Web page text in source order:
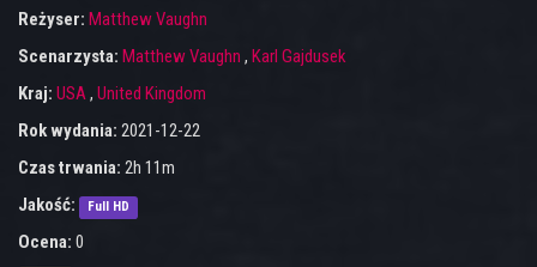
Reżyser: Matthew Vaughn
Scenarzysta: Matthew Vaughn , Karl Gajdusek
Kraj: USA, United Kingdom
Rok wydania: 2021-12-22
Czas trwania: 2h 11m
Jakość:
Full HD
Ocena: 0